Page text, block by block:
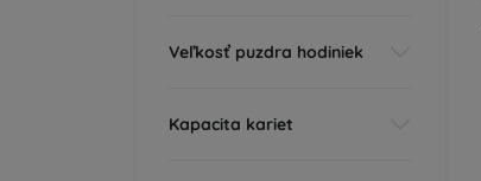
Veľkosť puzdra hodiniek
Kapacita kariet